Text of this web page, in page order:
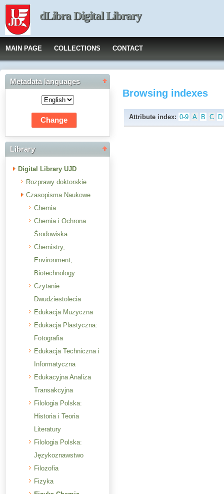
dLibra Digital Library
MAIN PAGE COLLECTIONS CONTACT
Metadata languages
Library
Digital Library UJD
Rozprawy doktorskie
Czasopisma Naukowe
Chemia
Chemia i Ochrona
Środowiska
Chemistry,
Environment,
Biotechnology
Czytanie
Dwudziestolecia
Edukacja Muzyczna
Edukacja Plastyczna:
Fotografia
Edukacja Techniczna i
Informatyczna
Edukacyjna Analiza
Transakcyjna
Filologia Polska:
Historia i Teoria
Literatury
Filologia Polska:
Językoznawstwo
Filozofia
Fizyka
Browsing indexes
Attribute index: 0-9 A B C D